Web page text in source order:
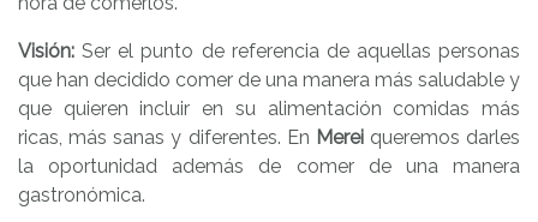
Visión: Ser el punto de referencia de aquellas personas
que han decidido comer de una manera más saludable y
que quieren incluir en su alimentación comidas más
ricas, más sanas y diferentes. En Mereiqueremos darles
la oportunidad además de comer de una manera
gastronómica.